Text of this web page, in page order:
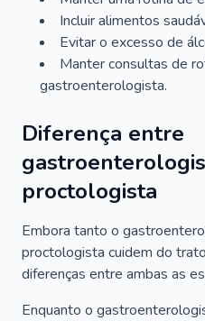
Incluir alimentos
Evitar o excesso de
Manter consultas de
gastroenterologista.
Diferença entre
proctologista
Embora tanto o
proctologista cuidem do
diferenças entre ambas as
Enquanto o